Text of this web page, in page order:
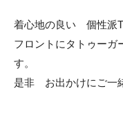
着心地の良い　個性
フロントにタトゥーガ
す。
是非　お出かけにご一